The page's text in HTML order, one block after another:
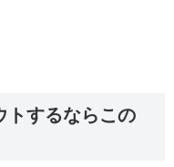
トするならこの